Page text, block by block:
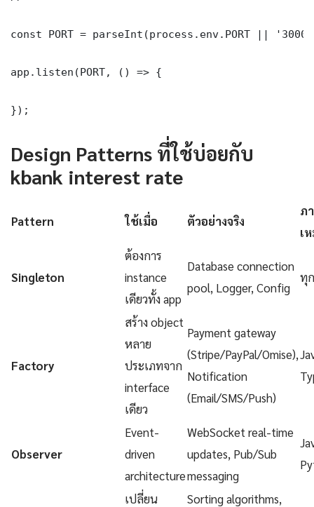
const PORT = parseInt(process.env.PORT ||
app.listen(PORT, () => {
});
Design Patterns ที่ใช้บ่อยกับ
kbank interest rate
Pattern ใช้เมื่อ ตัวอย่างจริง
ภ
เ
Singleton
ต้องการ
instance
เดียวทั้ง app
Database connection
pool, Logger, Config
ทุ
Factory
สร้าง object
หลาย
ประเภทจาก
interface
เดียว
Payment gateway
(Stripe/PayPal/Omise),
Notification
(Email/SMS/Push)
Observer
Event-
driven
architecture
WebSocket real-time
updates, Pub/Sub
messaging
เปลี่ยน
Sorting algorithms,